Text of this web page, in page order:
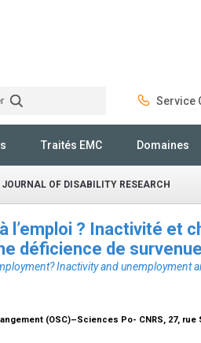
Service
Traités EMC Domaines
OF DISABILITY RESEARCH
l’emploi ? Inactivité et
déficience de
Inactivity and unemployment
(OSC)–Sciences Po- CNRS, 27, rue